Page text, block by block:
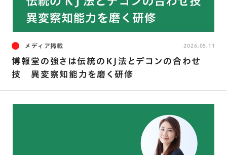
メディア掲載
博報堂の強さは伝統のKJ法とデコンの合わせ
技 異変察知能力を磨く研修
2026.05.11